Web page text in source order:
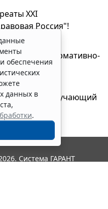
XXI
Россия"!
нормативно-
провел обучающий
Искра
обеспечения
данных в
.
Система ГАРАНТ